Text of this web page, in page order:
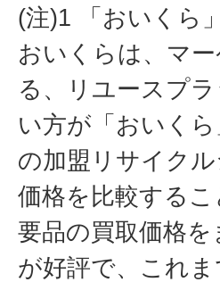
(注)1 「おいくら
おいくらは、マ
る、リユースプ
い方が「おいく
の加盟リサイク
価格を比較する
要品の買取価格
が好評で、これ